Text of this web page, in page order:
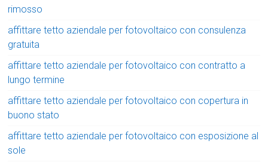
rimosso
affittare tetto aziendale per fotovoltaico con consulenza
gratuita
affittare tetto aziendale per fotovoltaico con contratto a
lungo termine
affittare tetto aziendale per fotovoltaico con copertura in
buono stato
affittare tetto aziendale per fotovoltaico con esposizione al
sole